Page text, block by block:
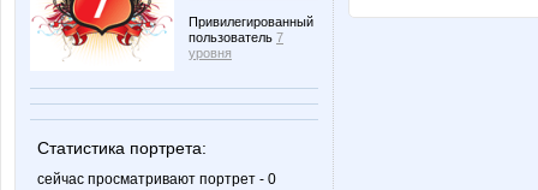
Привилегированный
пользователь 7
уровня
Статистика портрета:
сейчас просматривают портрет - 0